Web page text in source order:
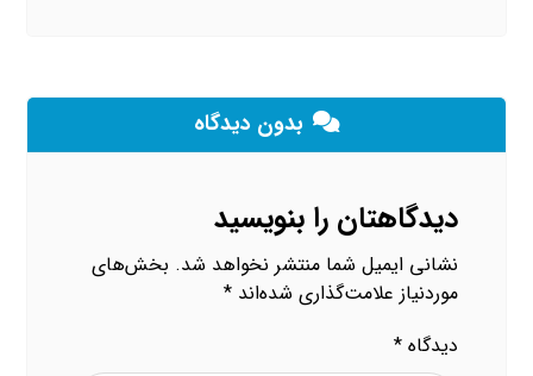
بدون دیدگاه
دیدگاهتان را بنویسید
نشانی ایمیل شما منتشر نخواهد شد. بخش‌های
موردنیاز علامت‌گذاری شده‌اند*
دیدگاه*